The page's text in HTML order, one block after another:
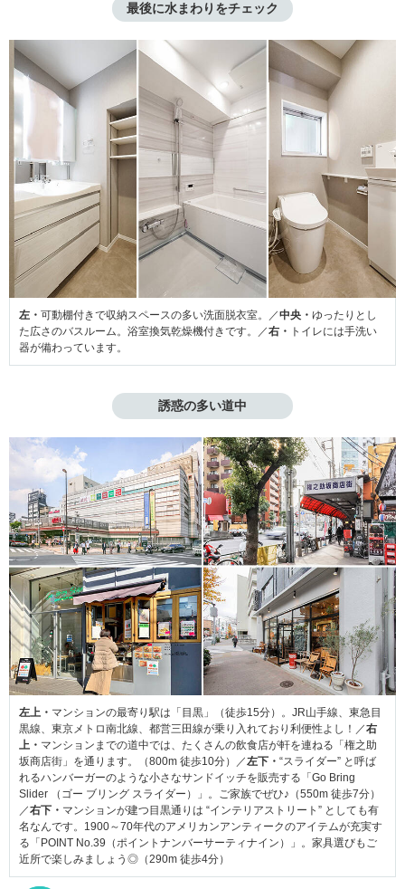
最後に水まわりをチェック
左・ 可動棚付きで収納スペースの多い洗面脱衣室。／中央・ ゆったりとし
た広さのバスルーム。浴室換気乾燥機付きです。／右・ トイレには手洗い
器が備わっています。
誘惑の多い道中
左上・ マンションの最寄り駅は「目黒」（徒歩15分）。JR山手線、東急目
黒線、東京メトロ南北線、都営三田線が乗り入れており利便性よし！／右
上・ マンションまでの道中では、たくさんの飲食店が軒を連ねる「権之助
坂商店街」を通ります。（800m 徒歩10分）／左下・ “スライダー” と呼ば
れるハンバーガーのような小さなサンドイッチを販売する「Go Bring
Slider （ゴー ブリング スライダー）」。ご家族でぜひ♪（550m 徒歩7分）
／右下・ マンションが建つ目黒通りは “インテリアストリート” としても有
名なんです。1900～70年代のアメリカンアンティークのアイテムが充実す
る「POINT No.39（ポイントナンバーサーティナイン）」。家具選びもご
近所で楽しみましょう◎（290m 徒歩4分）